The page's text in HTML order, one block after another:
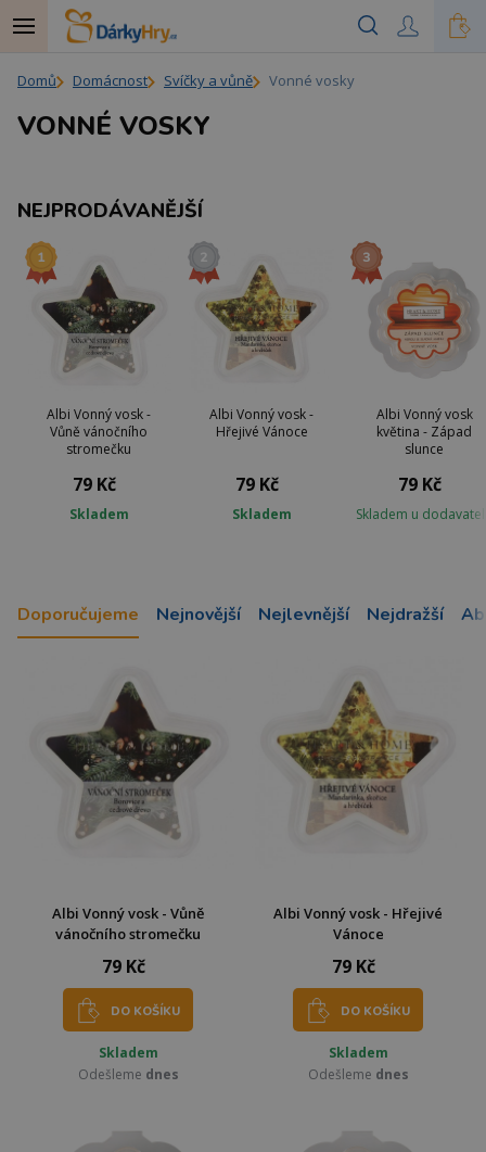
Domů Domácnost Svíčky a vůně Vonné vosky
VONNÉ VOSKY
NEJPRODÁVANĚJŠÍ
Albi Vonný vosk -
Vůně vánočního
stromečku
79 Kč
Skladem
Albi Vonný vosk -
Hřejivé Vánoce
79 Kč
Skladem
Albi Vonný vosk
květina - Západ
slunce
79 Kč
Skladem u
Doporučujeme Nejnovější Nejlevnější Nejdražší
Albi Vonný vosk - Vůně
vánočního stromečku
79 Kč
DO KOŠÍKU
Skladem
Odešleme dnes
Albi Vonný vosk - Hřejivé
Vánoce
79 Kč
DO KOŠÍKU
Skladem
Odešleme dnes